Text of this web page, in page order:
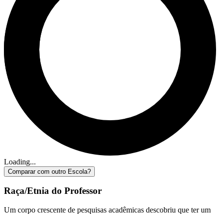
Loading...
Comparar com outro Escola?
Raça/Etnia do Professor
Um corpo crescente de pesquisas acadêmicas descobriu que ter um